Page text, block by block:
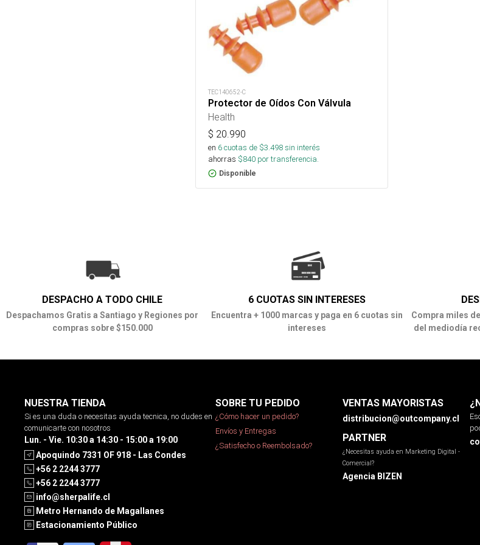
TEC140652-C
Protector de Oídos Con Válvula
Health
$ 20.990
en 6cuotas de $3.498sin interés
ahorras $840 por transferencia.
Disponible
DESPACHO A TODO CHILE
Despachamos Gratis a Santiago y Regiones por
compras sobre $150.000
6 CUOTAS SIN INTERESES
Encuentra + 1000 marcas y paga en 6 cuotas sin
intereses
Compra miles
del mediodía
NUESTRA TIENDA
Si es una duda o necesitas ayuda tecnica, no dudes en
comunicarte con nosotros
Lun. - Vie. 10:30 a 14:30 - 15:00 a 19:00
Apoquindo 7331 OF 918 - Las Condes
+56 2 2244 3777
+56 2 2244 3777
info@sherpalife.cl
Metro Hernando de Magallanes
Estacionamiento Público
SOBRE TU PEDIDO
¿Cómo hacer un pedido?
Envíos y Entregas
¿Satisfecho o Reembolsado?
VENTAS MAYORISTAS
distribucion@outcompany.cl
PARTNER
¿Necesitas ayuda en Marketing Digital -
Comercial?
Agencia BIZEN